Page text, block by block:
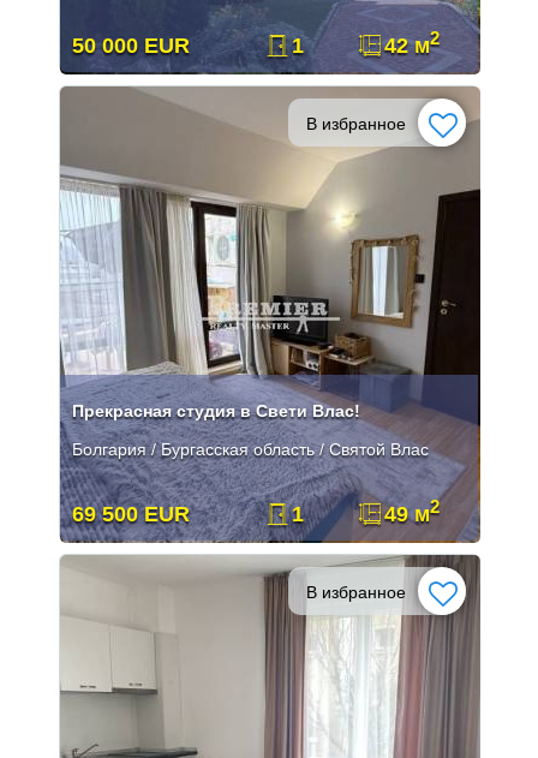
50 000 EUR 1 42 м2
В избранное
Прекрасная студия в Свети Влас!
Болгария / Бургасская область / Святой Влас
69 500 EUR 1 49 м2
В избранное